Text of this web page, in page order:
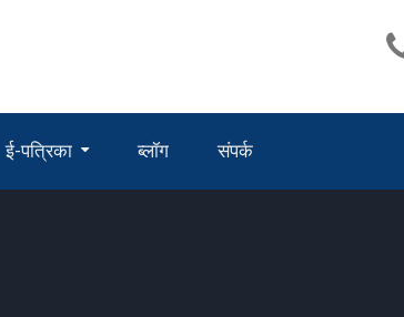
ई-पत्रिका ब्लॉग संपर्क